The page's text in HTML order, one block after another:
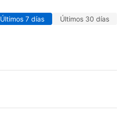
Últimos 7 días Últimos 30 días